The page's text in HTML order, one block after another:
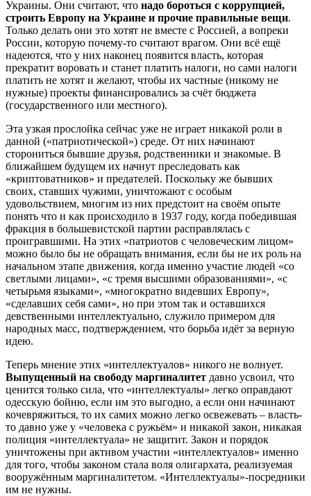
Украины. Они считают, что надо бороться с коррупцией,
строить Европу на Украине и прочие правильные вещи.
Только делать они это хотят не вместе с Россией, а вопреки
России, которую почему-то считают врагом. Они всё ещё
надеются, что у них наконец появится власть, которая
прекратит воровать и станет платить налоги, но сами налоги
платить не хотят и желают, чтобы их частные (никому не
нужные) проекты финансировались за счёт бюджета
(государственного или местного).
Эта узкая прослойка сейчас уже не играет никакой роли в
данной («патриотической») среде. От них начинают
сторониться бывшие друзья, родственники и знакомые. В
ближайшем будущем их начнут преследовать как
«криптоватников» и предателей. Поскольку же бывших
своих, ставших чужими, уничтожают с особым
удовольствием, многим из них предстоит на своём опыте
понять что и как происходило в 1937 году, когда победившая
фракция в большевистской партии расправлялась с
проигравшими. На этих «патриотов с человеческим лицом»
можно было бы не обращать внимания, если бы не их роль на
начальном этапе движения, когда именно участие людей «со
светлыми лицами», «с тремя высшими образованиями», «с
четырьмя языками», «многократно видевших Европу»,
«сделавших себя сами», но при этом так и оставшихся
девственными интеллектуально, служило примером для
народных масс, подтверждением, что борьба идёт за верную
идею.
Теперь мнение этих «интеллектуалов» никого не волнует.
Выпущенный на свободу маргиналитет давно усвоил, что
ценится только сила, что «интеллектуалы» легко оправдают
одесскую бойню, если им это выгодно, а если они начинают
кочевряжиться, то их самих можно легко освежевать – власть-
то давно уже у «человека с ружьём» и никакой закон, никакая
полиция «интеллектуала» не защитит. Закон и порядок
уничтожены при активом участии «интеллектуалов» именно
для того, чтобы законом стала воля олигархата, реализуемая
вооружённым маргиналитетом. «Интеллектуалы»-посредники
им не нужны.